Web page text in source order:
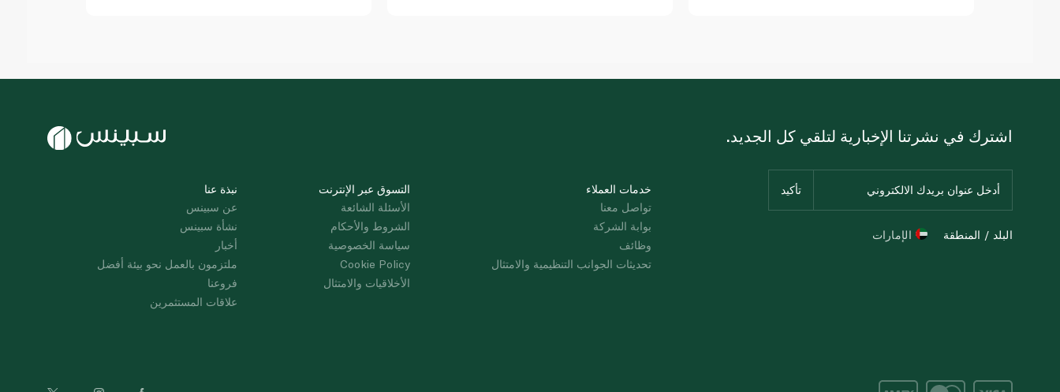
نبذة عنا
عن سبينس
نشأة سبينس
أخبار
ملتزمون بالعمل نحو بيئة أفضل
فروعنا
علاقات المستثمرين
التسوق عبر الإنترنت
الأسئلة الشائعة
الشروط والأحكام
سياسة الخصوصية
Cookie Policy
الأخلاقيات والامتثال
خدمات العملاء
تواصل معنا
بوابة الشركة
وظائف
تحديثات الجوانب التنظيمية والامتثال
اشترك في نشرتنا الإخبارية لتلقي كل الجديد.
البلد / المنطقة الإمارات